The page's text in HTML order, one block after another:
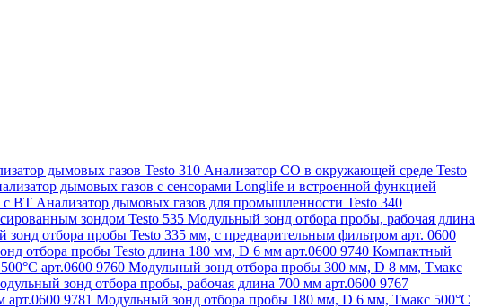
дымовых газов Testo 310 Анализатор CO в окружающей среде Testo
дымовых газов с сенсорами Longlife и встроенной функцией
с BT Анализатор дымовых газов для промышленности Testo 340
зондом Testo 535 Модульный зонд отбора пробы, рабочая длина
зонд отбора пробы Testo 335 мм, с предварительным фильтром арт. 0600
отбора пробы Testo длина 180 мм, D 6 мм арт.0600 9740 Компактный
арт.0600 9760 Модульный зонд отбора пробы 300 мм, D 8 мм, Tмакс
зонд отбора пробы, рабочая длина 700 мм арт.0600 9767
9781 Модульный зонд отбора пробы 180 мм, D 6 мм, Tмакс 500°С